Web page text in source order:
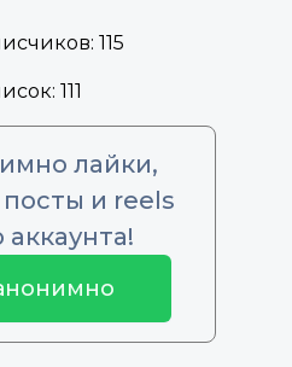
115
111
лайки,
и reels